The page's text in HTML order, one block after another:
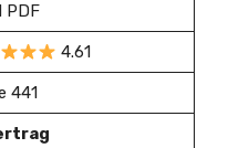
PDF
4.61
441